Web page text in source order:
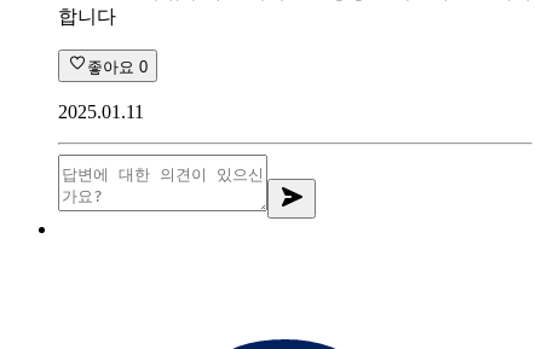
합니다
좋아요 0
2025.01.11